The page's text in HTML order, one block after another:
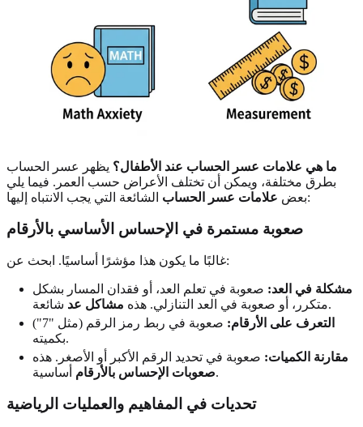
ما هي علامات عسر الحساب عند الأطفال؟ يظهر عسر الحساب
بطرق مختلفة، ويمكن أن تختلف الأعراض حسب العمر. فيما يلي
بعض علامات عسر الحساب الشائعة التي يجب الانتباه إليها:
صعوبة مستمرة في الإحساس الأساسي بالأرقام
غالبًا ما يكون هذا مؤشرًا أساسيًا. ابحث عن:
مشكلة في العد: صعوبة في تعلم العد، أو فقدان المسار بشكل
متكرر، أو صعوبة في العد التنازلي. هذه مشاكل عد
شائعة.
التعرف على الأرقام:
صعوبة في ربط رمز الرقم (مثل "7")
بكميته.
مقارنة الكميات: صعوبة في تحديد الرقم الأكبر أو الأصغر. هذه
صعوبات الإحساس بالأرقامأساسية.
تحديات في المفاهيم والعمليات الرياضية